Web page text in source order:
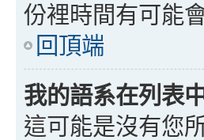
份裡時間有可能
回頂端
我的語系在列表
這可能是沒有您